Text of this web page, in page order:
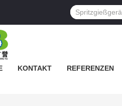
KONTAKT REFERENZEN